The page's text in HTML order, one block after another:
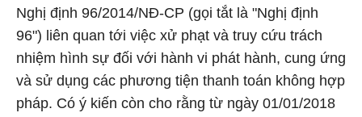
Nghị định 96/2014/NĐ-CP (gọi tắt là "Nghị định
96") liên quan tới việc xử phạt và truy cứu trách
nhiệm hình sự đối với hành vi phát hành, cung ứng
và sử dụng các phương tiện thanh toán không hợp
pháp. Có ý kiến còn cho rằng từ ngày 01/01/2018